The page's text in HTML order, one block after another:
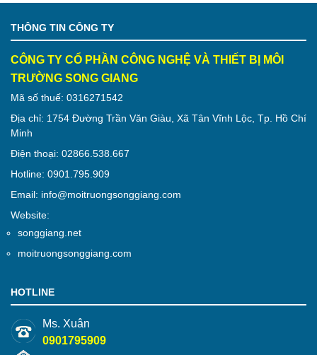
THÔNG TIN CÔNG TY
CÔNG TY CỔ PHẦN CÔNG NGHỆ VÀ THIẾT BỊ MÔI
TRƯỜNG SONG GIANG
Mã số thuế: 0316271542
Địa chỉ: 1754 Đường Trần Văn Giàu, Xã Tân Vĩnh Lộc, Tp. Hồ Chí
Minh
Điện thoại: 02866.538.667
Hotline: 0901.795.909
Email: info@moitruongsonggiang.com
Website:
songgiang.net
moitruongsonggiang.com
HOTLINE
Ms. Xuân
0901795909